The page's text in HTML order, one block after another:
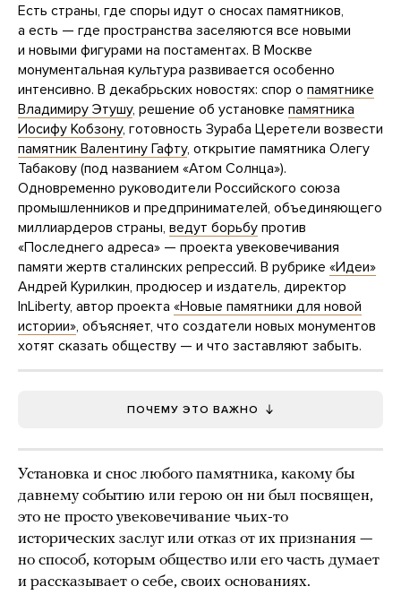
Есть страны, где споры идут о сносах памятников,
а есть — где пространства заселяются все новыми
и новыми фигурами на постаментах. В Москве
монументальная культура развивается особенно
интенсивно. В декабрьских новостях: спор о памятнике
Владимиру Этушу, решение об установке памятника
Иосифу Кобзону, готовность Зураба Церетели возвести
памятник Валентину Гафту, открытие памятника Олегу
Табакову (под названием «Атом Солнца»).
Одновременно руководители Российского союза
промышленников и предпринимателей, объединяющего
миллиардеров страны, ведут борьбу против
«Последнего адреса» — проекта увековечивания
памяти жертв сталинских репрессий. В рубрике «Идеи»
Андрей Курилкин, продюсер и издатель, директор
InLiberty, автор проекта «Новые памятники для новой
истории», объясняет, что создатели новых монументов
хотят сказать обществу — и что заставляют забыть.
ПОЧЕМУ ЭТО ВАЖНО
Установка и снос любого памятника, какому бы
давнему событию или герою он ни был посвящен,
это не просто увековечивание чьих-то
исторических заслуг или отказ от их признания —
но способ, которым общество или его часть думает
и рассказывает о себе, своих основаниях.